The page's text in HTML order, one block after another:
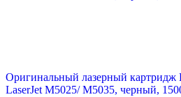
Оригинальный лазерный картридж
LaserJet M5025/ M5035, черный,